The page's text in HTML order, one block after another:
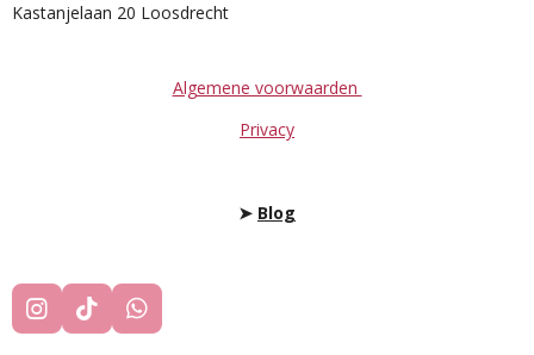
Kastanjelaan 20 Loosdrecht
Algemene voorwaarden
Privacy
➤ Blog
I
N
T
I
W
H